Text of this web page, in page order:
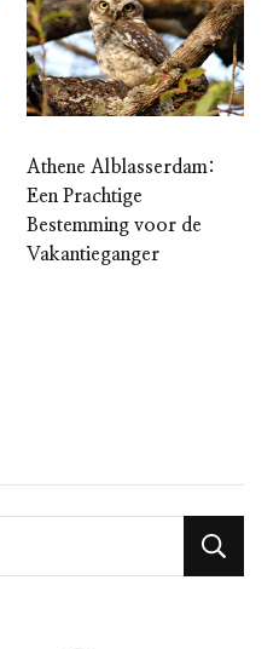
Athene Alblasserdam:
Een Prachtige
Bestemming voor de
Vakantieganger